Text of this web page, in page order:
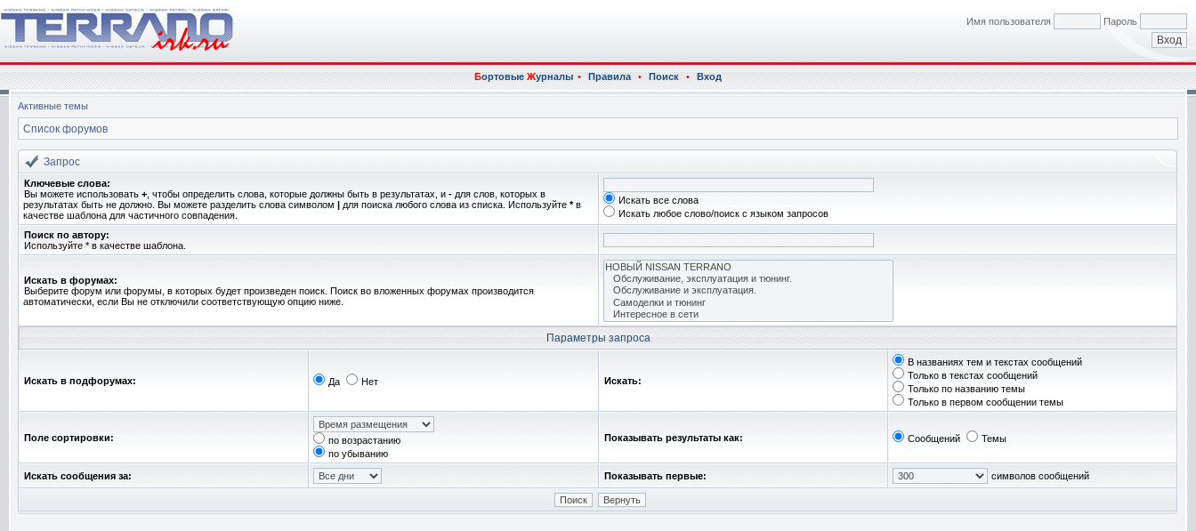
Имя пользователя Пароль
БортовыеЖурналы • Правила • Поиск • Вход
Активные темы
Список форумов
Запрос
Ключевые слова:
Вы можете использовать + , чтобы определить слова, которые должны быть в результатах, и - для слов, которых в
результатах быть не должно. Вы можете разделить слова символом | для поиска любого слова из списка. Используйте *в
качестве шаблона для частичного совпадения.
Искать все слова
Искать любое слово/поиск с языком запросов
Поиск по автору:
Используйте * в качестве шаблона.
Искать в форумах:
Выберите форум или форумы, в которых будет произведен поиск. Поиск во вложенных форумах производится
автоматически, если Вы не отключили соответствующую опцию ниже.
Параметры запроса
Искать в подфорумах: Да Нет Искать:
В названиях тем и текстах сообщений
Только в текстах сообщений
Только по названию темы
Только в первом сообщении темы
Поле сортировки:
по возрастанию
по убыванию
Показывать результаты как: Сообщений Темы
Искать сообщения за: Показывать первые: символов сообщений